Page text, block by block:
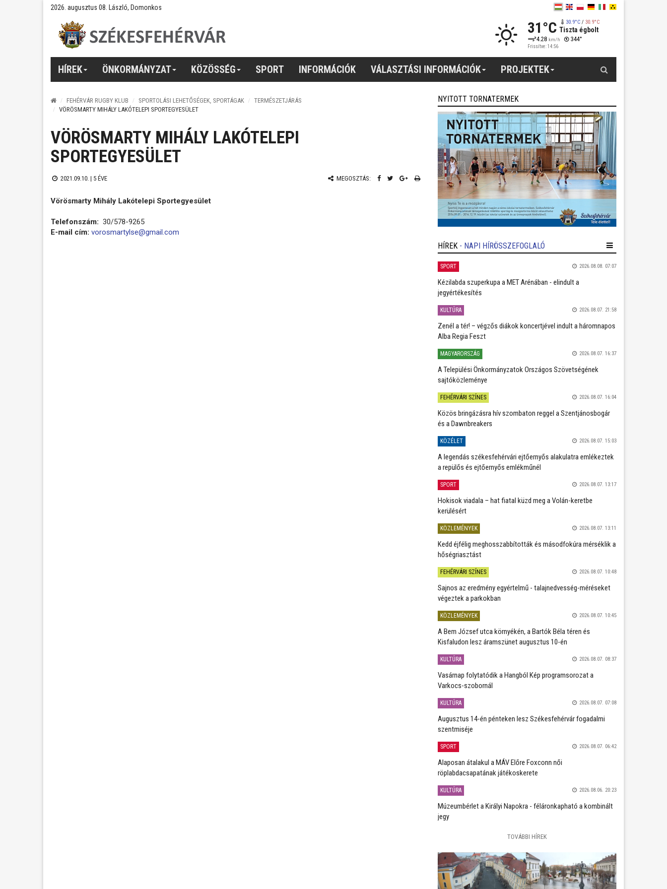
2026. augusztus 08. László, Domonkos
31°C 30.9°C/ 30.9°C
Tiszta égbolt
4.28 km/h 344°
Frissítve: 14:56
HÍREK ÖNKORMÁNYZAT KÖZÖSSÉG SPORT INFORMÁCIÓK VÁLASZTÁSI INFORMÁCIÓK PROJEKTEK
FEHÉRVÁR RUGBY KLUB SPORTOLÁSI LEHETŐSÉGEK, SPORTÁGAK
TERMÉSZETJÁRÁS
VÖRÖSMARTY MIHÁLY LAKÓTELEPI SPORTEGYESÜLET
VÖRÖSMARTY MIHÁLY LAKÓTELEPI
SPORTEGYESÜLET
2021.09.10. | 5 ÉVE MEGOSZTÁS:
Vörösmarty Mihály Lakótelepi Sportegyesület
Telefonszám: 30/578-9265
E-mail cím: vorosmartylse@gmail.com
NYITOTT TORNATERMEK
HÍREK - NAPI HÍRÖSSZEFOGLALÓ
SPORT 2026.08.08. 07:07
Kézilabda szuperkupa a MET Arénában - elindult a
jegyértékesítés
KULTÚRA 2026.08.07. 21:58
Zenél a tér! – végzős diákok koncertjével indult a háromnapos
Alba Regia Feszt
MAGYARORSZÁG 2026.08.07. 16:37
A Települési Önkormányzatok Országos Szövetségének
sajtóközleménye
FEHÉRVÁRI SZÍNES 2026.08.07. 16:04
Közös bringázásra hív szombaton reggel a Szentjánosbogár
és a Dawnbreakers
KÖZÉLET 2026.08.07. 15:03
A legendás székesfehérvári ejtőernyős alakulatra emlékeztek
a repülős és ejtőernyős emlékműnél
SPORT 2026.08.07. 13:17
Hokisok viadala – hat fiatal küzd meg a Volán-keretbe
kerülésért
KÖZLEMÉNYEK 2026.08.07. 13:11
Kedd éjfélig meghosszabbították és másodfokúra mérséklik a
hőségriasztást
FEHÉRVÁRI SZÍNES 2026.08.07. 10:48
Sajnos az eredmény egyértelmű - talajnedvesség-méréseket
végeztek a parkokban
KÖZLEMÉNYEK 2026.08.07. 10:45
A Bem József utca környékén, a Bartók Béla téren és
Kisfaludon lesz áramszünet augusztus 10-én
KULTÚRA 2026.08.07. 08:37
Vasárnap folytatódik a Hangból Kép programsorozat a
Varkocs-szobornál
KULTÚRA 2026.08.07. 07:08
Augusztus 14-én pénteken lesz Székesfehérvár fogadalmi
szentmiséje
SPORT 2026.08.07. 06:42
Alaposan átalakul a MÁV Előre Foxconn női
röplabdacsapatának játékoskerete
KULTÚRA 2026.08.06. 20:23
Múzeumbérlet a Királyi Napokra - féláronkapható a kombinált
jegy
TOVÁBBI HÍREK